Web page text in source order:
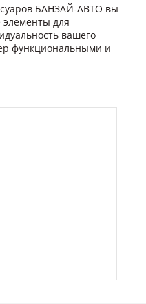
БАНЗАЙ-АВТО вы
для
вашего
функциональными и